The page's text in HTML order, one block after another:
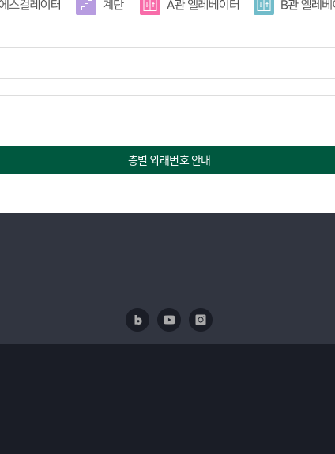
층별 외래번호 안내
네이버 블로그
유투브